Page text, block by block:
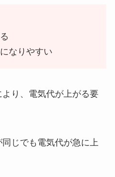
なりやすい
り、電気代が上がる要
じでも電気代が急に上